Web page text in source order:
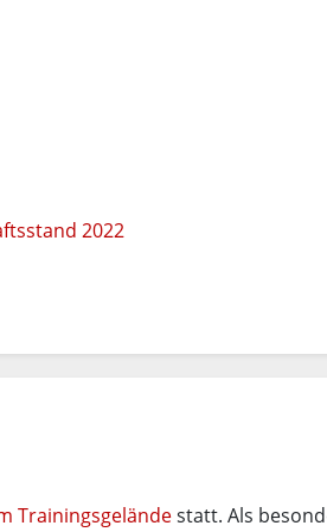
2022
Trainingsgeländestatt. Als